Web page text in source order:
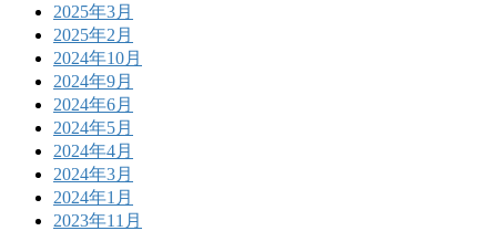
2025年3月
2025年2月
2024年10月
2024年9月
2024年6月
2024年5月
2024年4月
2024年3月
2024年1月
2023年11月